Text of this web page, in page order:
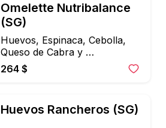
Omelette Nutribalance
(SG)
Huevos, Espinaca, Cebolla,
Queso de Cabra y
Salsa,Acompañados de Fruta,
Pan multigrano y Ensalada,
264 $
Huevos Rancheros (SG)